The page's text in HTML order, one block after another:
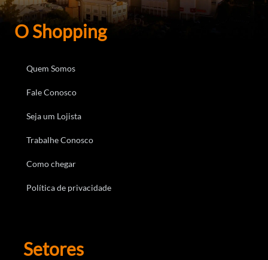
O Shopping
Quem Somos
Fale Conosco
Seja um Lojista
Trabalhe Conosco
Como chegar
Política de privacidade
Setores